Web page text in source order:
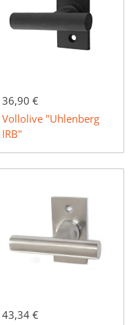
36,90 €
Vollolive "Uhlenberg
IRB"
43,34 €